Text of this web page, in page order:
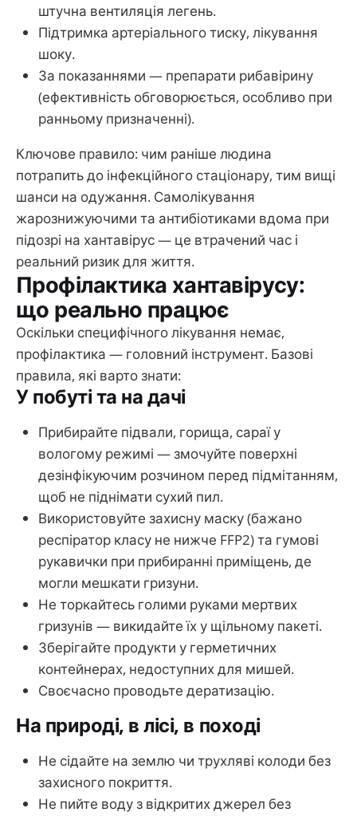
штучна вентиляція легень.
Підтримка артеріального тиску, лікування
шоку.
За показаннями — препарати рибавірину
(ефективність обговорюється, особливо при
ранньому призначенні).
Ключове правило: чим раніше людина
потрапить до інфекційного стаціонару, тим вищі
шанси на одужання. Самолікування
жарознижуючими та антибіотиками вдома при
підозрі на хантавірус — це втрачений час і
реальний ризик для життя.
Профілактика хантавірусу:
що реально працює
Оскільки специфічного лікування немає,
профілактика — головний інструмент. Базові
правила, які варто знати:
У побуті та на дачі
Прибирайте підвали, горища, сараї у
вологому режимі — змочуйте поверхні
дезінфікуючим розчином перед підмітанням,
щоб не піднімати сухий пил.
Використовуйте захисну маску (бажано
респіратор класу не нижче FFP2) та гумові
рукавички при прибиранні приміщень, де
могли мешкати гризуни.
Не торкайтесь голими руками мертвих
гризунів — викидайте їх у щільному пакеті.
Зберігайте продукти у герметичних
контейнерах, недоступних для мишей.
Своєчасно проводьте дератизацію.
На природі, в лісі, в поході
Не сідайте на землю чи трухляві колоди без
захисного покриття.
Не пийте воду з відкритих джерел без